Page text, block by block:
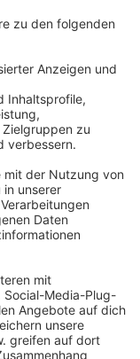
eines
kann
die
dieses